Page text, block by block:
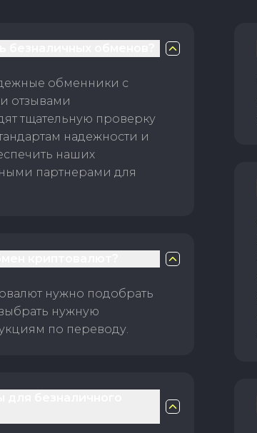
обменники с
отзывами
тщательную проверку
надежности и
наших
партнерами для
нужно подобрать
нужную
по переводу.